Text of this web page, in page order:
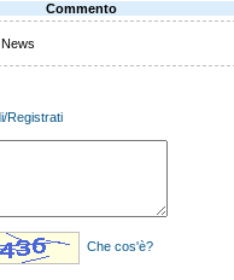
Commento
Registrati
Che cos'è?